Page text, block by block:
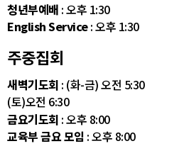
청년부예배 : 오후 1:30
English Service: 오후 1:30
주중집회
새벽기도회 : (화-금) 오전 5:30
(토)오전 6:30
금요기도회 : 오후 8:00
교육부 금요 모임 : 오후 8:00